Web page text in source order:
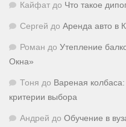
Кайфат до Что такое
Сергей до Аренда авто в
Роман до Утепление
Окна»
Тоня до Вареная
критерии выбора
Андрей до Обучение в